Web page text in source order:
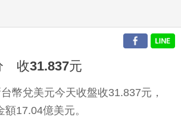
收31.837元
幣兌美元今天收盤收31.837元，
17.04億美元。